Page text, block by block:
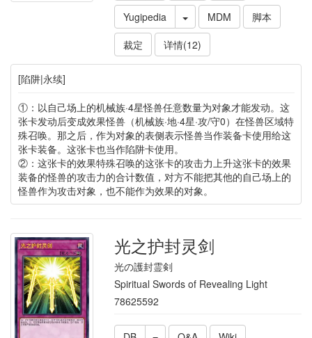
Yugipedia
MDM
脚本
裁定
详情(12)
[陷阱|永续]
①：以自己场上的机械族·4星怪兽任意数量为对象才能发动。这
张卡发动后变成效果怪兽（机械族·地·4星·攻/守0）在怪兽区域特
殊召唤。那之后，作为对象的表侧表示怪兽当作装备卡使用给这
张卡装备。这张卡也当作陷阱卡使用。
②：这张卡的效果特殊召唤的这张卡的攻击力上升这张卡的效果
装备的怪兽的攻击力的合计数值，对方不能把其他的自己场上的
怪兽作为攻击对象，也不能作为效果的对象。
光之护封灵剑
光の護封霊剣
Spiritual Swords of Revealing Light
78625592